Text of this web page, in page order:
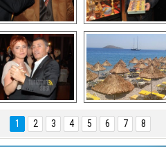
ULUSOY ve
BAĞLIKAYA
Avni Ongurlar ile
DEDEMAN
TATİL
1
2 3 4 5 6 7 8